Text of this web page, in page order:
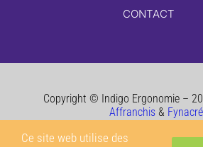
CONTACT
Copyright © Indigo Ergonomie –
Affranchis &
Ce site web utilise des